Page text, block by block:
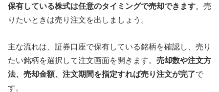
保有している株式は任意のタイミングで売却できます。売
りたいときは売り注文を出しましょう。
主な流れは、証券口座で保有している銘柄を確認し、売り
たい銘柄を選択して注文画面を開きます。 売却数や注文方
法、売却金額、注文期間を指定すれば売り注文が完了で
す。